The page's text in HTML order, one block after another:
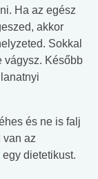
Ha az egész
akkor
Sokkal
vágysz. Később
és ne is falj
van az
dietetikust.